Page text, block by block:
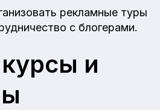
рекламные туры
с блогерами.
и